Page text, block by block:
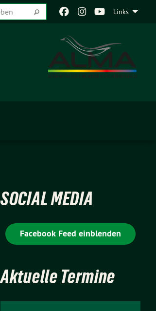
Links
SOCIAL MEDIA
Facebook Feed einblenden
Aktuelle Termine